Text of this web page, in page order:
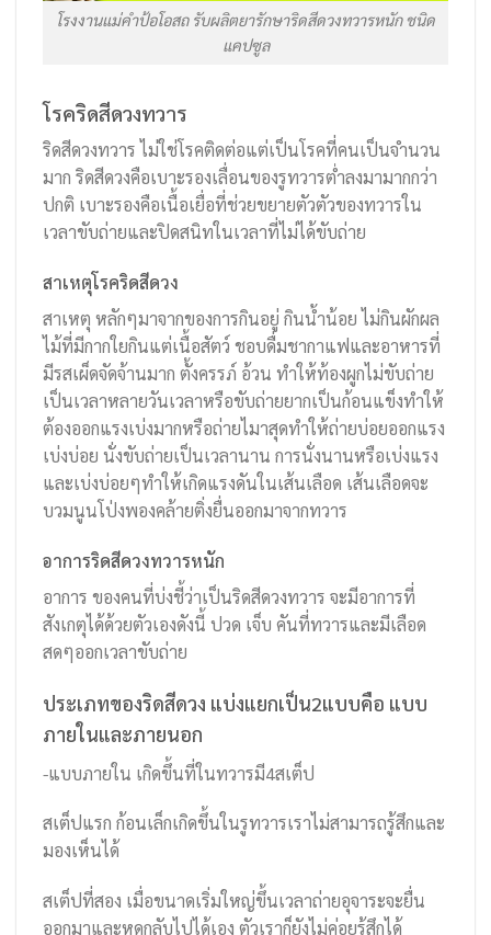
โรงงานแม่คำป้อโอสถ รับผลิตยารักษาริดสีดวงทวารหนัก ชนิด
แคปซูล
โรคริดสีดวงทวาร
ริดสีดวงทวาร ไม่ใช่โรคติดต่อแต่เป็นโรคที่คนเป็นจำนวน
มาก ริดสีดวงคือเบาะรองเลื่อนของรูทวารต่ำลงมามากกว่า
ปกติ เบาะรองคือเนื้อเยื่อที่ช่วยขยายตัวตัวของทวารใน
เวลาขับถ่ายและปิดสนิทในเวลาที่ไม่ได้ขับถ่าย
สาเหตุโรคริดสีดวง
สาเหตุ หลักๆมาจากของการกินอยู่ กินน้ำน้อย ไม่กินผักผล
ไม้ที่มีกากใยกินแต่เนื้อสัตว์ ชอบดื่มชากาแฟและอาหารที่
มีรสเผ็ดจัดจ้านมาก ตั้งครรภ์ อ้วน ทำให้ท้องผูกไม่ขับถ่าย
เป็นเวลาหลายวันเวลาหรือขับถ่ายยากเป็นก้อนแข็งทำให้
ต้องออกแรงเบ่งมากหรือถ่ายไมาสุดทำให้ถ่ายบ่อยออกแรง
เบ่งบ่อย นั่งขับถ่ายเป็นเวลานาน การนั่งนานหรือเบ่งแรง
และเบ่งบ่อยๆทำให้เกิดแรงดันในเส้นเลือด เส้นเลือดจะ
บวมนูนโป่งพองคล้ายติ่งยื่นออกมาจากทวาร
อาการริดสีดวงทวารหนัก
อาการ ของคนที่บ่งชี้ว่าเป็นริดสีดวงทวาร จะมีอาการที่
สังเกตุได้ด้วยตัวเองดังนี้ ปวด เจ็บ คันที่ทวารและมีเลือด
สดๆออกเวลาขับถ่าย
ประเภทของริดสีดวง แบ่งแยกเป็น2แบบคือ แบบ
ภายในและภายนอก
-แบบภายใน เกิดขึ้นที่ในทวารมี4สเต็ป
สเต็ปแรก ก้อนเล็กเกิดขึ้นในรูทวารเราไม่สามารถรู้สึกและ
มองเห็นได้
สเต็ปที่สอง เมื่อขนาดเริ่มใหญ่ขึ้นเวลาถ่ายอุจาระจะยื่น
ออกมาและหดกลับไปได้เอง ตัวเราก็ยังไม่ค่อยรู้สึกได้